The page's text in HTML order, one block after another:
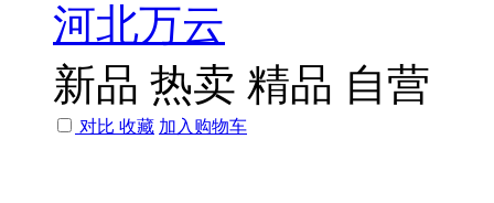
河北万云
新品 热卖 精品 自营
对比 收藏 加入购物车